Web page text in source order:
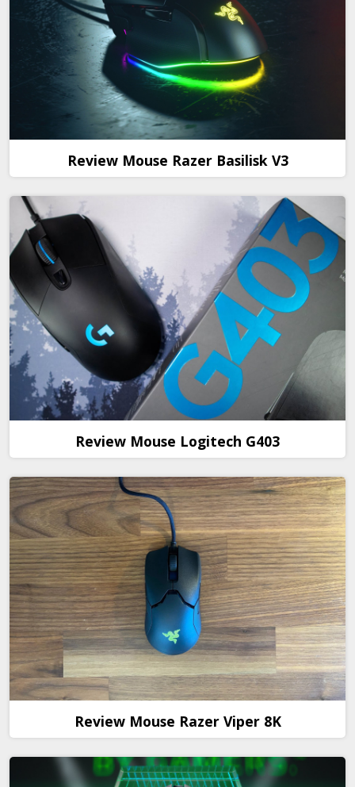
Review Mouse Razer Basilisk V3
Review Mouse Logitech G403
Review Mouse Razer Viper 8K